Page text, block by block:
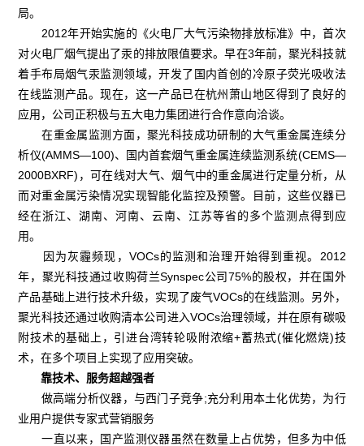
局。
2012年开始实施的《火电厂大气污染物排放标准》中，首次
对火电厂烟气提出了汞的排放限值要求。早在3年前，聚光科技就
着手布局烟气汞监测领域，开发了国内首创的冷原子荧光吸收法
在线监测产品。现在，这一产品已在杭州萧山地区得到了良好的
应用，公司正积极与五大电力集团进行合作意向洽谈。
在重金属监测方面，聚光科技成功研制的大气重金属连续分
析仪(AMMS—100)、国内首套烟气重金属连续监测系统(CEMS—
2000BXRF)，可在线对大气、烟气中的重金属进行定量分析，从
而对重金属污染情况实现智能化监控及预警。目前，这些仪器已
经在浙江、湖南、河南、云南、江苏等省的多个监测点得到应
用。
因为灰霾频现，VOCs的监测和治理开始得到重视。2012
年，聚光科技通过收购荷兰Synspec公司75%的股权，并在国外
产品基础上进行技术升级，实现了废气VOCs的在线监测。另外，
聚光科技还通过收购清本公司进入VOCs治理领域，并在原有碳吸
附技术的基础上，引进台湾转轮吸附浓缩+蓄热式(催化燃烧)技
术，在多个项目上实现了应用突破。
靠技术、服务超越强者
做高端分析仪器，与西门子竞争;充分利用本土化优势，为行
业用户提供专家式营销服务
一直以来，国产监测仪器虽然在数量上占优势，但多为中低